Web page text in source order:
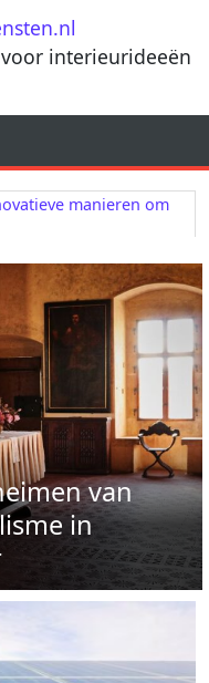
interieurideeën
manieren om
van
in